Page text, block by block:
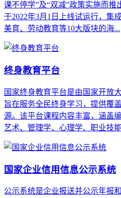
课不停学”及“双减”政策实施而推
于2022年3月1日上线试运行，集
美育、劳动教育等10大版块的海...
终身教育平台
国家终身教育平台‌是由国家开放
旨在服务全民终身学习，提供覆
源。该平台课程内容丰富，涵盖‌
艺术、管理学、心理学、职业技
国家企业信用信息公示系统
公示系统是企业报送并公示年报